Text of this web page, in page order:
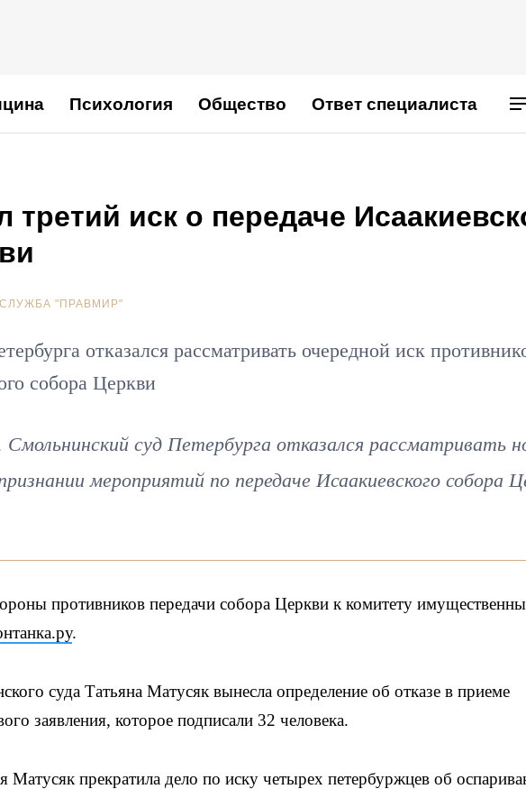
Психология Общество Ответ специалиста
третий иск о передаче
"ПРАВМИР"
отказался рассматривать очередной иск
собора Церкви
суд Петербурга отказался рассматривать
мероприятий по передаче Исаакиевского собора
противников передачи собора Церкви к комитету
.
суда Татьяна Матусяк вынесла определение об отказе в приеме
заявления, которое подписали 32 человека.
Матусяк прекратила дело по иску четырех петербуржцев об